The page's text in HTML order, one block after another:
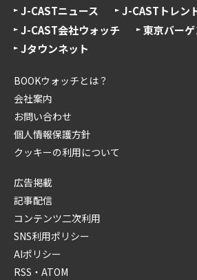
J-CASTニュース
J-CASTトレン
J-CAST会社ウォッチ
東京バー
Jタウンネット
BOOKウォッチとは？
会社案内
お問い合わせ
個人情報保護方針
クッキーの利用について
広告掲載
記事配信
コンテンツ二次利用
SNS利用ポリシー
AIポリシー
RSS・ATOM